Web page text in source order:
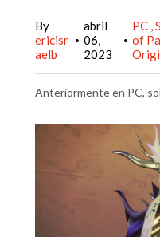
By
ericisr
aelb
•
abril
06,
2023
•
PC
of
Anteriormente en PC,